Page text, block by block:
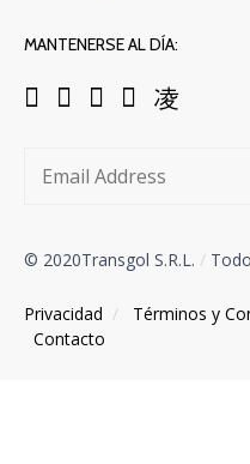
MANTENERSE AL DÍA:
© 2020Transgol S.R.L. /
Privacidad / Términos y
Contacto